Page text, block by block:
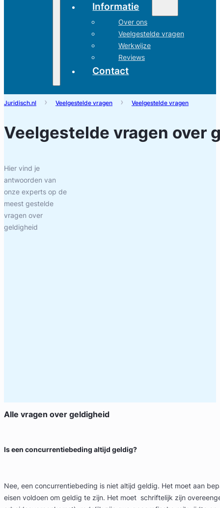
Informatie
Over ons
Veelgestelde vragen
Werkwijze
Reviews
Contact
Juridisch.nl Veelgestelde vragen Veelgestelde vragen
Veelgestelde vragen over
Hier vind je
antwoorden van
onze experts op de
meest gestelde
vragen over
geldigheid
Alle vragen over geldigheid
Is een concurrentiebeding altijd geldig?
Nee, een concurrentiebeding is niet altijd geldig. Het moet aan
eisen voldoen om geldig te zijn. Het moet schriftelijk zijn